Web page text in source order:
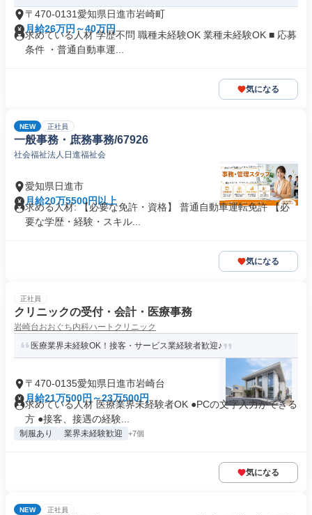
〒470-0131愛知県日進市岩崎町
月給26万円～40万円
求めている人材 学歴不問 職種未経験OK 業種未経験OK ■ 応募
条件 ・普通自動車運...
気になる
NEW 正社員
一般事務・庶務事務/67926
社会福祉法人日進福祉会
愛知県日進市
月給20万5500円以上
求める人材: 【必要な免許・資格】 普通自動車運転免許 【必
要な学歴・経験・スキル...
気になる
正社員
クリニックの受付・会計・医療事務
岩崎台おおぐち内科ハートクリニック
医療業界未経験OK！接客・サービス業経験者歓迎♪
〒470-0135愛知県日進市岩崎台
月給21万500円～23万500円
求めている人材 医療業界未経験者OK ●PCの文字入力ができる
方 ●接客、接遇の経験...
制服あり 業界未経験歓迎 +7個
気になる
NEW 正社員